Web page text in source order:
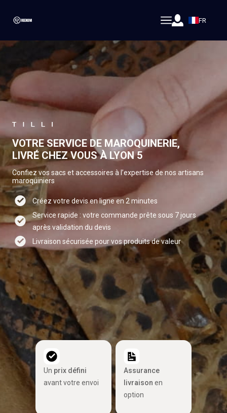
FR
VOTRE SERVICE DE MAROQUINERIE,
LIVRÉ CHEZ VOUS À LYON 5
Confiez vos sacs et accessoires à l’expertise de nos artisans
maroquiniers
Créez votre devis en ligne en 2 minutes
Service rapide : votre commande prête sous 7 jours
après validation du devis
Livraison sécurisée pour vos produits de valeur
Un prix défini
avant votre envoi
Assurance
livraison en
option